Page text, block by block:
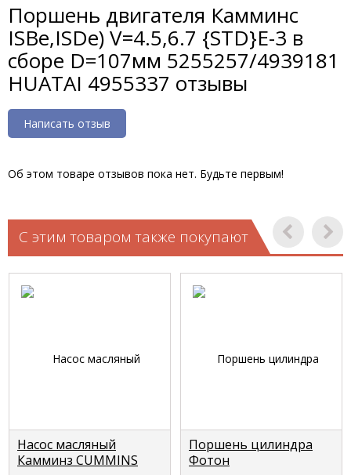
Поршень двигателя Камминс
ISBe,ISDe) V=4.5,6.7 {STD}E-3 в
сборе D=107мм 5255257/4939181
HUATAI 4955337 отзывы
Написать отзыв
Об этом товаре отзывов пока нет. Будьте первым!
С этим товаром также покупают
Насос масляный
Камминз CUMMINS
Поршень цилиндра
Фотон